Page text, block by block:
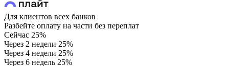
Для клиентов всех банков
Разбейте оплату на части без переплат
Сейчас 25%
Через 2 недели 25%
Через 4 недели 25%
Через 6 недель 25%